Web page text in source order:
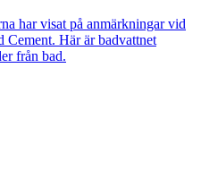
har visat på anmärkningar vid
Cement. Här är badvattnet
från bad.